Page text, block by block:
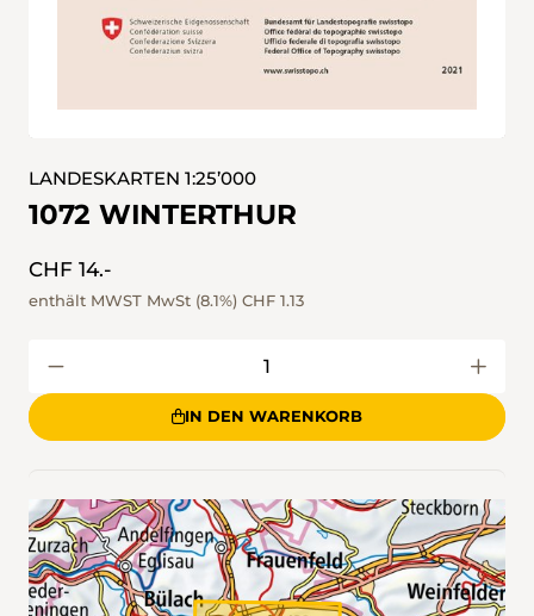
LANDESKARTEN 1:25’000
1072 WINTERTHUR
CHF 14.-
enthält MWST MwSt (8.1%) CHF 1.13
IN DEN WARENKORB